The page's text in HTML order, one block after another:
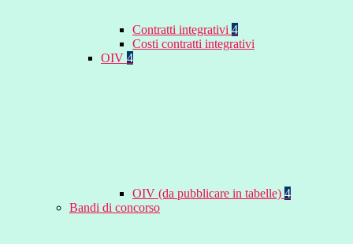
Contratti integrativi 4
Costi contratti integrativi
OIV 4
OIV (da pubblicare in tabelle) 4
Bandi di concorso